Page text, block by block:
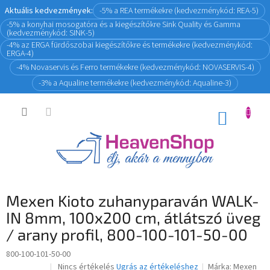
Ugrás
fő
tartalomhoz
Aktuális kedvezmények: -5% a REA termékekre (kedvezménykód: REA-5)
-5% a konyhai mosogatóra és a kiegészítőkre Sink Quality és Gamma
(kedvezménykód: SINK-5)
-4% az ERGA fürdőszobai kiegészítőkre és termékekre (kedvezménykód:
ERGA-4)
-4% Novaservis és Ferro termékekre (kedvezménykód: NOVASERVIS-4)
-3% a Aqualine termékekre (kedvezménykód: Aqualine-3)
KOSÁR
Mexen Kioto zuhanyparaván WALK-
IN 8mm, 100x200 cm, átlátszó üveg
/ arany profil, 800-100-101-50-00
800-100-101-50-00
A
Nincs értékelés Ugrás az értékeléshez Márka:Mexen